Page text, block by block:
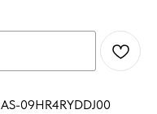
09HR4RYDDJ00